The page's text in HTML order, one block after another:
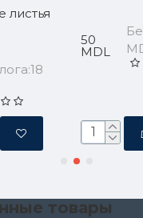
листья
50
MDL
товары